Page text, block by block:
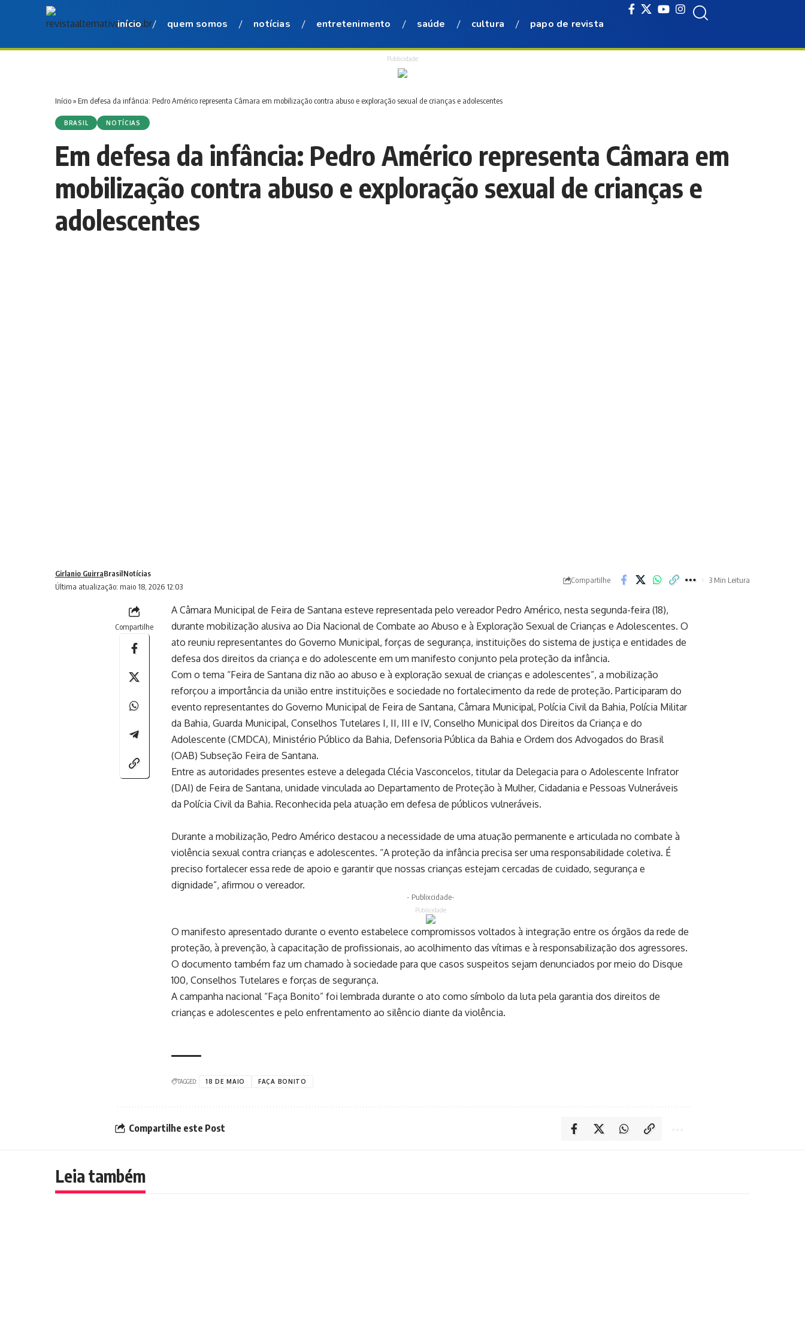
início quem somos notícias entretenimento saúde cultura papo de revista
Publicidade
Início» Em defesa da infância: Pedro Américo representa Câmara em mobilização contra abuso e exploração sexual de crianças e adolescentes
BRASIL NOTÍCIAS
Em defesa da infância: Pedro Américo representa Câmara em
mobilização contra abuso e exploração sexual de crianças e
adolescentes
Última atualização: maio 18, 2026 12:03
Girlanio GuirraBrasilNotícias
Compartilhe 3 Min Leitura
Compartilhe
A Câmara Municipal de Feira de Santana esteve representada pelo vereador Pedro Américo, nesta segunda-feira (18),
durante mobilização alusiva ao Dia Nacional de Combate ao Abuso e à Exploração Sexual de Crianças e Adolescentes. O
ato reuniu representantes do Governo Municipal, forças de segurança, instituições do sistema de justiça e entidades de
defesa dos direitos da criança e do adolescente em um manifesto conjunto pela proteção da infância.
Com o tema “Feira de Santana diz não ao abuso e à exploração sexual de crianças e adolescentes”, a mobilização
reforçou a importância da união entre instituições e sociedade no fortalecimento da rede de proteção. Participaram do
evento representantes do Governo Municipal de Feira de Santana, Câmara Municipal, Polícia Civil da Bahia, Polícia Militar
da Bahia, Guarda Municipal, Conselhos Tutelares I, II, III e IV, Conselho Municipal dos Direitos da Criança e do
Adolescente (CMDCA), Ministério Público da Bahia, Defensoria Pública da Bahia e Ordem dos Advogados do Brasil
(OAB) Subseção Feira de Santana.
Entre as autoridades presentes esteve a delegada Clécia Vasconcelos, titular da Delegacia para o Adolescente Infrator
(DAI) de Feira de Santana, unidade vinculada ao Departamento de Proteção à Mulher, Cidadania e Pessoas Vulneráveis
da Polícia Civil da Bahia. Reconhecida pela atuação em defesa de públicos vulneráveis.
Durante a mobilização, Pedro Américo destacou a necessidade de uma atuação permanente e articulada no combate à
violência sexual contra crianças e adolescentes. “A proteção da infância precisa ser uma responsabilidade coletiva. É
preciso fortalecer essa rede de apoio e garantir que nossas crianças estejam cercadas de cuidado, segurança e
dignidade”, afirmou o vereador.
- Publixcidade-
Publicidade
O manifesto apresentado durante o evento estabelece compromissos voltados à integração entre os órgãos da rede de
proteção, à prevenção, à capacitação de profissionais, ao acolhimento das vítimas e à responsabilização dos agressores.
O documento também faz um chamado à sociedade para que casos suspeitos sejam denunciados por meio do Disque
100, Conselhos Tutelares e forças de segurança.
A campanha nacional “Faça Bonito” foi lembrada durante o ato como símbolo da luta pela garantia dos direitos de
crianças e adolescentes e pelo enfrentamento ao silêncio diante da violência.
TAGGED: 18 DE MAIO FAÇA BONITO
Compartilhe este Post
Leia também